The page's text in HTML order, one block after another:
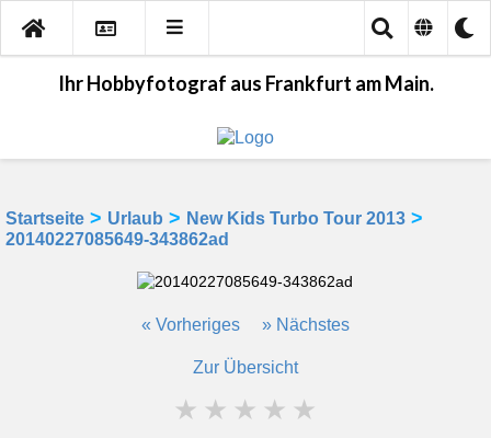
Ihr Hobbyfotograf aus Frankfurt am Main.
Startseite > Urlaub > New Kids Turbo Tour 2013 >
20140227085649-343862ad
« Vorheriges » Nächstes
Zur Übersicht
★ ★ ★ ★ ★